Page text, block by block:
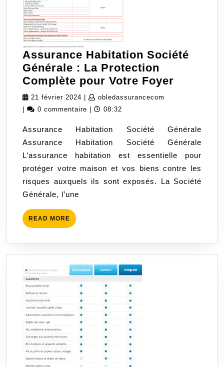
Assurance Habitation Société
Générale : La Protection
Complète pour Votre Foyer
:
La
pour
21 février 2024 21
février
obledassurancecom
0 commentaire 08:32
Assurance Habitation Société Générale
Assurance Habitation Société Générale
L’assurance habitation est essentielle pour
protéger votre maison et vos biens contre les
risques auxquels ils sont exposés. La Société
Générale, l’une
READ MORE READ
MORE